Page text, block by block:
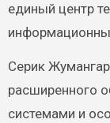
единый центр
Серик
расширенного
системами и